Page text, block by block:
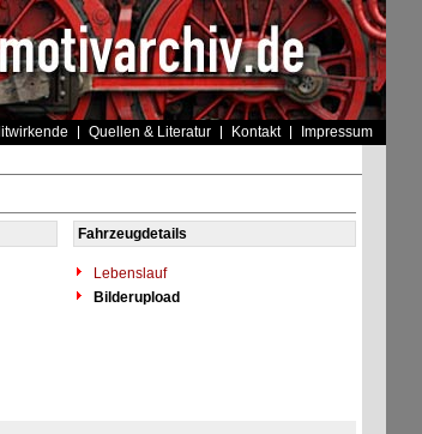
Quellen & Literatur Kontakt Impressum
Fahrzeugdetails
Lebenslauf
Bilderupload